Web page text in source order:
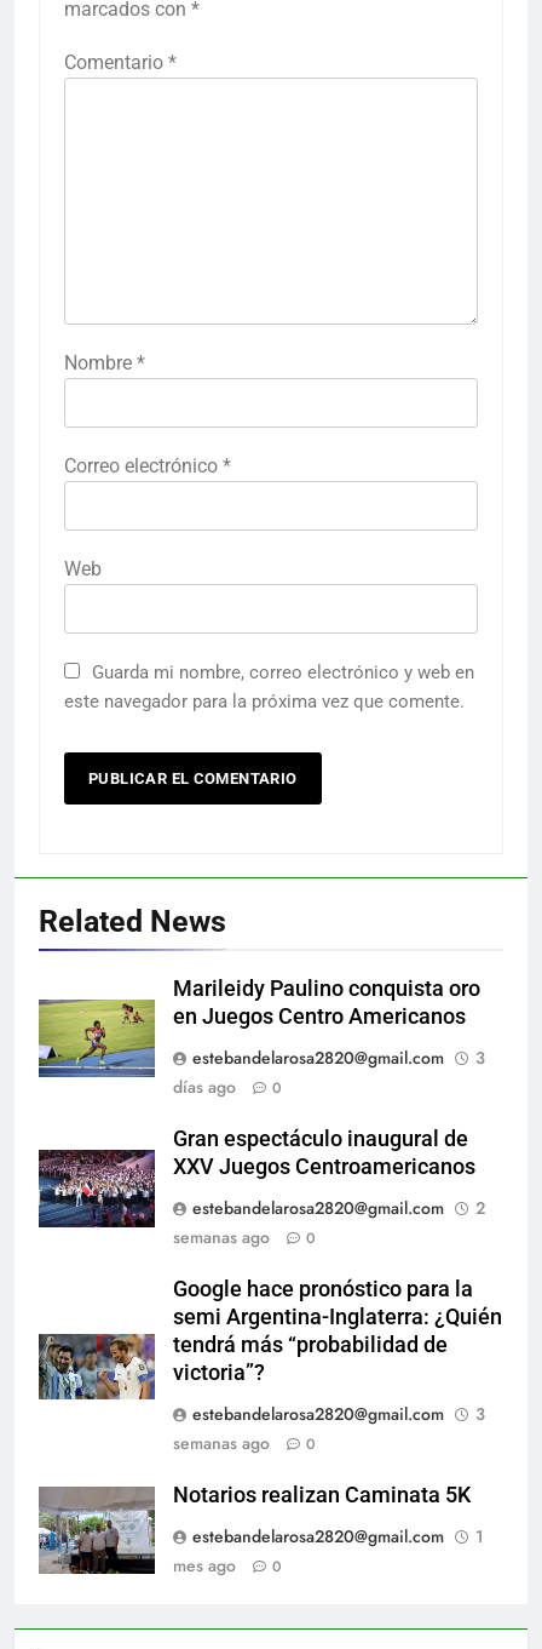
marcados con *
Comentario *
Nombre *
Correo electrónico *
Web
Guarda mi nombre, correo electrónico y web en
este navegador para la próxima vez que comente.
Related News
Marileidy Paulino conquista oro
en Juegos Centro Americanos
estebandelarosa2820@gmail.com
3
días ago
0
Gran espectáculo inaugural de
XXV Juegos Centroamericanos
estebandelarosa2820@gmail.com
2
semanas ago
0
Google hace pronóstico para la
semi Argentina-Inglaterra: ¿Quién
tendrá más “probabilidad de
victoria”?
estebandelarosa2820@gmail.com
3
semanas ago
0
Notarios realizan Caminata 5K
estebandelarosa2820@gmail.com
1
mes ago
0